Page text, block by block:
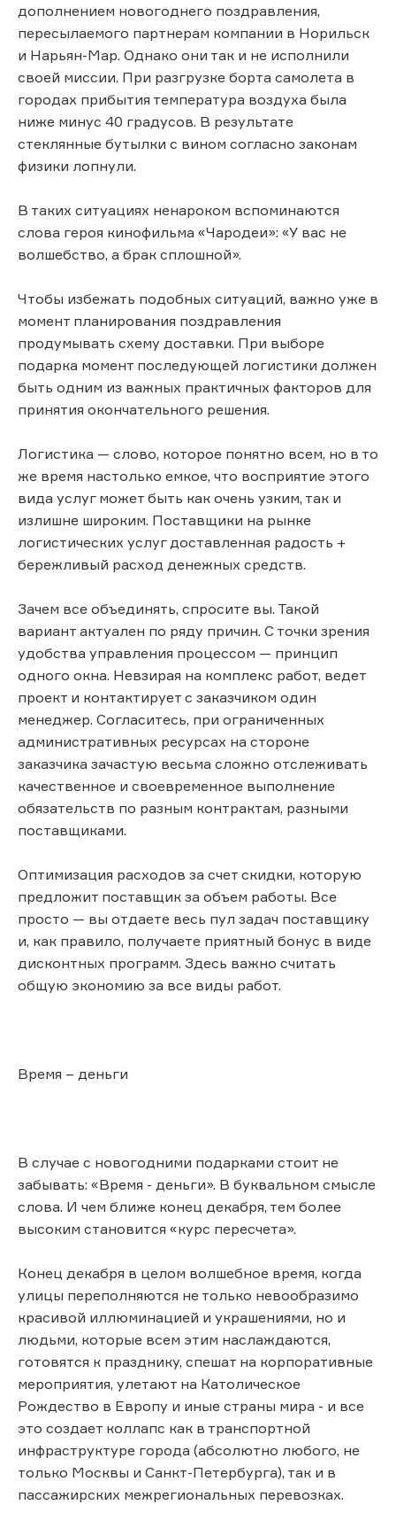
дополнением новогоднего поздравления,
пересылаемого партнерам компании в Норильск
и Нарьян-Мар. Однако они так и не исполнили
своей миссии. При разгрузке борта самолета в
городах прибытия температура воздуха была
ниже минус 40 градусов. В результате
стеклянные бутылки с вином согласно законам
физики лопнули.
В таких ситуациях ненароком вспоминаются
слова героя кинофильма «Чародеи»: «У вас не
волшебство, а брак сплошной».
Чтобы избежать подобных ситуаций, важно уже в
момент планирования поздравления
продумывать схему доставки. При выборе
подарка момент последующей логистики должен
быть одним из важных практичных факторов для
принятия окончательного решения.
Логистика — слово, которое понятно всем, но в то
же время настолько емкое, что восприятие этого
вида услуг может быть как очень узким, так и
излишне широким. Поставщики на рынке
логистических услуг доставленная радость +
бережливый расход денежных средств.
Зачем все объединять, спросите вы. Такой
вариант актуален по ряду причин. С точки зрения
удобства управления процессом — принцип
одного окна. Невзирая на комплекс работ, ведет
проект и контактирует с заказчиком один
менеджер. Согласитесь, при ограниченных
административных ресурсах на стороне
заказчика зачастую весьма сложно отслеживать
качественное и своевременное выполнение
обязательств по разным контрактам, разными
поставщиками.
Оптимизация расходов за счет скидки, которую
предложит поставщик за объем работы. Все
просто — вы отдаете весь пул задач поставщику
и, как правило, получаете приятный бонус в виде
дисконтных программ. Здесь важно считать
общую экономию за все виды работ.
Время – деньги
В случае с новогодними подарками стоит не
забывать: «Время - деньги». В буквальном смысле
слова. И чем ближе конец декабря, тем более
высоким становится «курс пересчета».
Конец декабря в целом волшебное время, когда
улицы переполняются не только невообразимо
красивой иллюминацией и украшениями, но и
людьми, которые всем этим наслаждаются,
готовятся к празднику, спешат на корпоративные
мероприятия, улетают на Католическое
Рождество в Европу и иные страны мира - и все
это создает коллапс как в транспортной
инфраструктуре города (абсолютно любого, не
только Москвы и Санкт-Петербурга), так и в
пассажирских межрегиональных перевозках.